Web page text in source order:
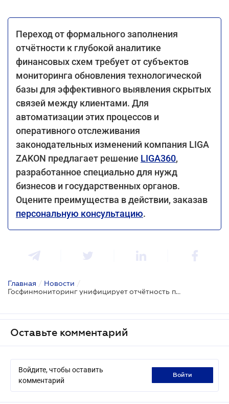
Переход от формального заполнения
отчётности к глубокой аналитике
финансовых схем требует от субъектов
мониторинга обновления технологической
базы для эффективного выявления скрытых
связей между клиентами. Для
автоматизации этих процессов и
оперативного отслеживания
законодательных изменений компания LIGA
ZAKON предлагает решение LIGA360,
разработанное специально для нужд
бизнесов и государственных органов.
Оцените преимущества в действии, заказав
персональную консультацию.
Главная / Новости /
Госфинмониторинг унифицирует отчётность по форме N-FM для групп связанных клиентов
Оставьте комментарий
Войдите, чтобы оставить
комментарий
войти